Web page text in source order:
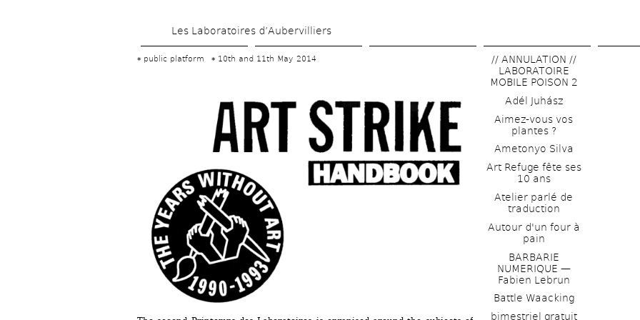
main
Les Laboratoires d’Aubervilliers
public platform 10th and 11th May 2014
// ANNULATION //
LABORATOIRE
MOBILE POISON 2
Adél Juhász
Aimez-vous vos
plantes ?
Ametonyo Silva
Art Refuge fête ses
10 ans
Atelier parlé de
traduction
Autour d'un four à
pain
BARBARIE
NUMERIQUE —
Fabien Lebrun
Battle Waacking
bimestriel gratuit